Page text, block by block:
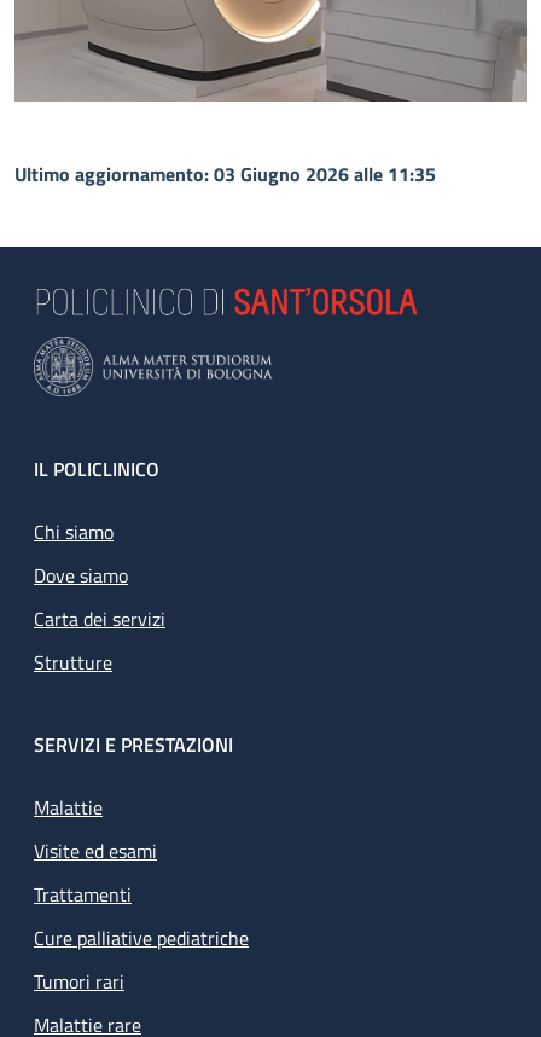
Ultimo aggiornamento: 03 Giugno 2026 alle 11:35
Footer
IL POLICLINICO
Chi siamo
Dove siamo
Carta dei servizi
Strutture
SERVIZI E PRESTAZIONI
Malattie
Visite ed esami
Trattamenti
Cure palliative pediatriche
Tumori rari
Malattie rare